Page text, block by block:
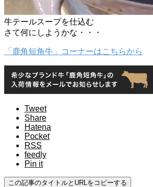
牛テールスープを仕込む
さて何にしようかな・・・
「鹿角短角牛」コーナーはこちらから
Tweet
Share
Hatena
Pocket
RSS
feedly
Pin it
この記事のタイトルとURLをコピーする